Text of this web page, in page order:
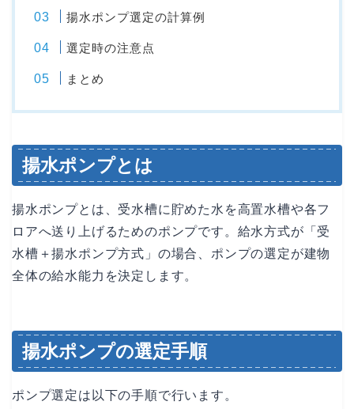
揚水ポンプ選定の計算例
選定時の注意点
まとめ
揚水ポンプとは
揚水ポンプとは、受水槽に貯めた水を高置水槽や各フ
ロアへ送り上げるためのポンプです。給水方式が「受
水槽＋揚水ポンプ方式」の場合、ポンプの選定が建物
全体の給水能力を決定します。
揚水ポンプの選定手順
ポンプ選定は以下の手順で行います。